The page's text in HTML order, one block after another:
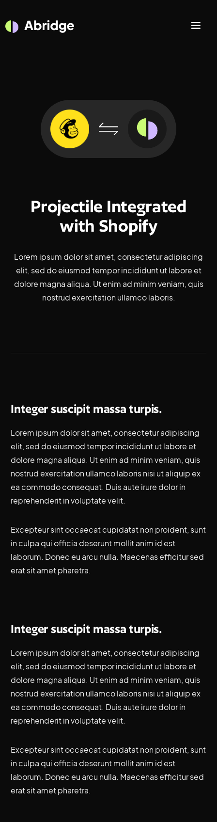
Projectile Integrated
with Shopify
Lorem ipsum dolor sit amet, consectetur adipiscing
elit, sed do eiusmod tempor incididunt ut labore et
dolore magna aliqua. Ut enim ad minim veniam, quis
nostrud exercitation ullamco laboris.
Integer suscipit massa turpis.
Lorem ipsum dolor sit amet, consectetur adipiscing
elit, sed do eiusmod tempor incididunt ut labore et
dolore magna aliqua. Ut enim ad minim veniam, quis
nostrud exercitation ullamco laboris nisi ut aliquip ex
ea commodo consequat. Duis aute irure dolor in
reprehenderit in voluptate velit.
Excepteur sint occaecat cupidatat non proident, sunt
in culpa qui officia deserunt mollit anim id est
laborum. Donec eu arcu nulla. Maecenas efficitur sed
erat sit amet pharetra.
Integer suscipit massa turpis.
Lorem ipsum dolor sit amet, consectetur adipiscing
elit, sed do eiusmod tempor incididunt ut labore et
dolore magna aliqua. Ut enim ad minim veniam, quis
nostrud exercitation ullamco laboris nisi ut aliquip ex
ea commodo consequat. Duis aute irure dolor in
reprehenderit in voluptate velit.
Excepteur sint occaecat cupidatat non proident, sunt
in culpa qui officia deserunt mollit anim id est
laborum. Donec eu arcu nulla. Maecenas efficitur sed
erat sit amet pharetra.